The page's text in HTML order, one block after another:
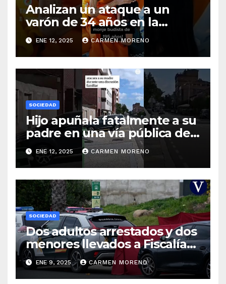
Analizan un ataque a un
varón de 34 años en la
ciudad de Málaga
ENE 12, 2025 CARMEN MORENO
SOCIEDAD
Hijo apuñala fatalmente a su
padre en una vía pública de
Palencia
ENE 12, 2025 CARMEN MORENO
SOCIEDAD
Dos adultos arrestados y dos
menores llevados a Fiscalía
por el homicidio de un joven
en Gerena, Sevilla
ENE 9, 2025 CARMEN MORENO